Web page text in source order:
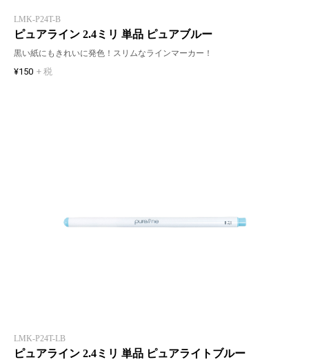
LMK-P24T-B
ピュアライン 2.4ミリ 単品 ピュアブルー
黒い紙にもきれいに発色！スリムなラインマーカー！
¥150 + 税
LMK-P24T-LB
ピュアライン 2.4ミリ 単品 ピュアライトブルー